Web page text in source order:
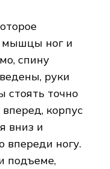
мышцы ног и
спину
руки
стоять точно
корпус
вниз и
впереди ногу.
подъеме,